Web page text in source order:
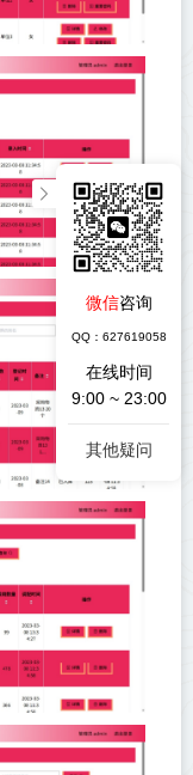
微信咨询
QQ：627619058
在线时间
9:00 ~ 23:00
其他疑问